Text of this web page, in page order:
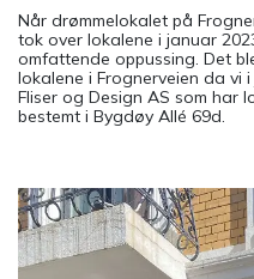
Når drømmelokalet på
tok over lokalene i januar
omfattende oppussing. Det
lokalene i Frognerveien da vi
Fliser og Design AS som har
bestemt i Bygdøy Allé 69d.